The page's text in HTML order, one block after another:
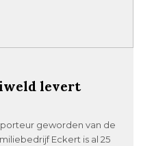
levert
geworden van de
Eckert is al 25